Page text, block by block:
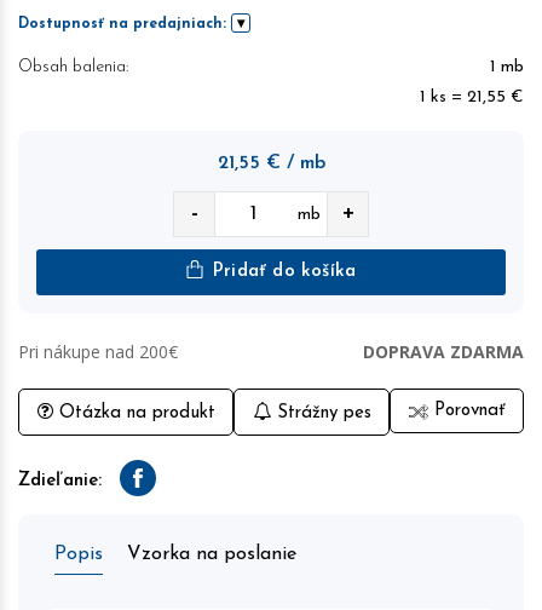
Dostupnosť na predajniach:
Obsah balenia:
1 mb
1 ks = 21,55 €
21,55 € / mb
- mb +
Pridať do košíka
Pri nákupe nad 200€ DOPRAVA ZDARMA
Otázka na produkt Strážny pes Porovnať
Zdieľanie: Facebook
Popis Vzorka na poslanie